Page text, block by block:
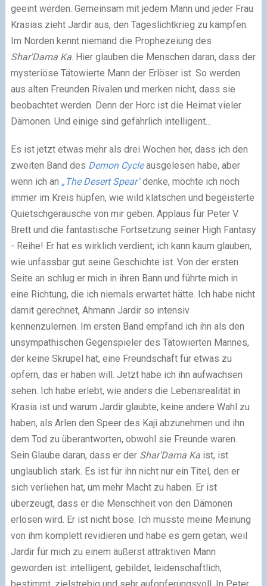
geeint werden. Gemeinsam mit jedem Mann und jeder Frau
Krasias zieht Jardir aus, den Tageslichtkrieg zu kämpfen.
Im Norden kennt niemand die Prophezeiung des
Shar'Dama Ka. Hier glauben die Menschen daran, dass der
mysteriöse Tätowierte Mann der Erlöser ist. So werden
aus alten Freunden Rivalen und merken nicht, dass sie
beobachtet werden. Denn der Horc ist die Heimat vieler
Dämonen. Und einige sind gefährlich intelligent...
Es ist jetzt etwas mehr als drei Wochen her, dass ich den
zweiten Band des Demon Cycleausgelesen habe, aber
wenn ich an „The Desert Spear"denke, möchte ich noch
immer im Kreis hüpfen, wie wild klatschen und begeisterte
Quietschgeräusche von mir geben. Applaus für Peter V.
Brett und die fantastische Fortsetzung seiner High Fantasy
- Reihe! Er hat es wirklich verdient; ich kann kaum glauben,
wie unfassbar gut seine Geschichte ist. Von der ersten
Seite an schlug er mich in ihren Bann und führte mich in
eine Richtung, die ich niemals erwartet hätte. Ich habe nicht
damit gerechnet, Ahmann Jardir so intensiv
kennenzulernen. Im ersten Band empfand ich ihn als den
unsympathischen Gegenspieler des Tätowierten Mannes,
der keine Skrupel hat, eine Freundschaft für etwas zu
opfern, das er haben will. Jetzt habe ich ihn aufwachsen
sehen. Ich habe erlebt, wie anders die Lebensrealität in
Krasia ist und warum Jardir glaubte, keine andere Wahl zu
haben, als Arlen den Speer des Kaji abzunehmen und ihn
dem Tod zu überantworten, obwohl sie Freunde waren.
Sein Glaube daran, dass er der Shar'Dama Kaist, ist
unglaublich stark. Es ist für ihn nicht nur ein Titel, den er
sich verliehen hat, um mehr Macht zu haben. Er ist
überzeugt, dass er die Menschheit von den Dämonen
erlösen wird. Er ist nicht böse. Ich musste meine Meinung
von ihm komplett revidieren und habe es gern getan, weil
Jardir für mich zu einem äußerst attraktiven Mann
geworden ist: intelligent, gebildet, leidenschaftlich,